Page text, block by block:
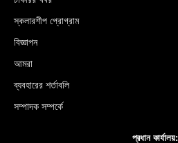
স্কলারশীপ প্রোগ্রাম
বিজ্ঞাপন
আমরা
ব্যবহারের শর্তাবলি
সম্পাদক সম্পর্কে
প্রধান কার্যালয়: